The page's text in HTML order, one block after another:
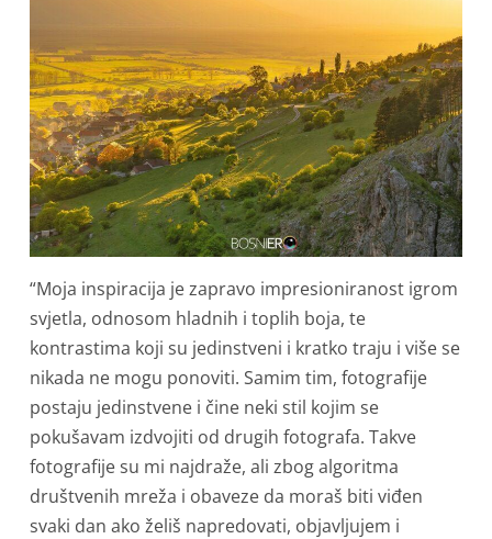
“Moja inspiracija je zapravo impresioniranost igrom
svjetla, odnosom hladnih i toplih boja, te
kontrastima koji su jedinstveni i kratko traju i više se
nikada ne mogu ponoviti. Samim tim, fotografije
postaju jedinstvene i čine neki stil kojim se
pokušavam izdvojiti od drugih fotografa. Takve
fotografije su mi najdraže, ali zbog algoritma
društvenih mreža i obaveze da moraš biti viđen
svaki dan ako želiš napredovati, objavljujem i